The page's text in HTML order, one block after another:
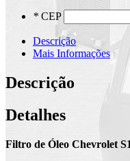
* CEP
Descrição
Mais Informações
Descrição
Detalhes
Filtro de Óleo Chevrolet